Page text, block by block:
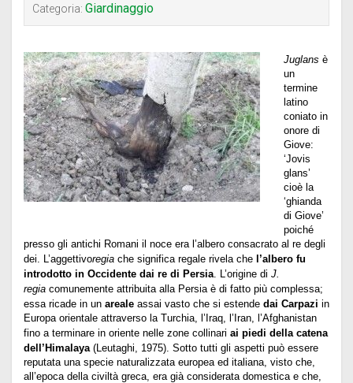
Categoria: Giardinaggio
Juglans è
un
termine
latino
coniato in
onore di
Giove:
‘Jovis
glans’
cioè la
‘ghianda
di Giove’
poiché
presso gli antichi Romani il noce era l’albero consacrato al re degli
dei. L’aggettivoregia che significa regale rivela che l’albero fu
introdotto in Occidente dai re di Persia . L’origine di J.
regia comunemente attribuita alla Persia è di fatto più complessa;
essa ricade in un areale assai vasto che si estende dai Carpazi in
Europa orientale attraverso la Turchia, l’Iraq, l’Iran, l’Afghanistan
fino a terminare in oriente nelle zone collinari ai piedi della catena
dell’Himalaya (Leutaghi, 1975). Sotto tutti gli aspetti può essere
reputata una specie naturalizzata europea ed italiana, visto che,
all’epoca della civiltà greca, era già considerata domestica e che,